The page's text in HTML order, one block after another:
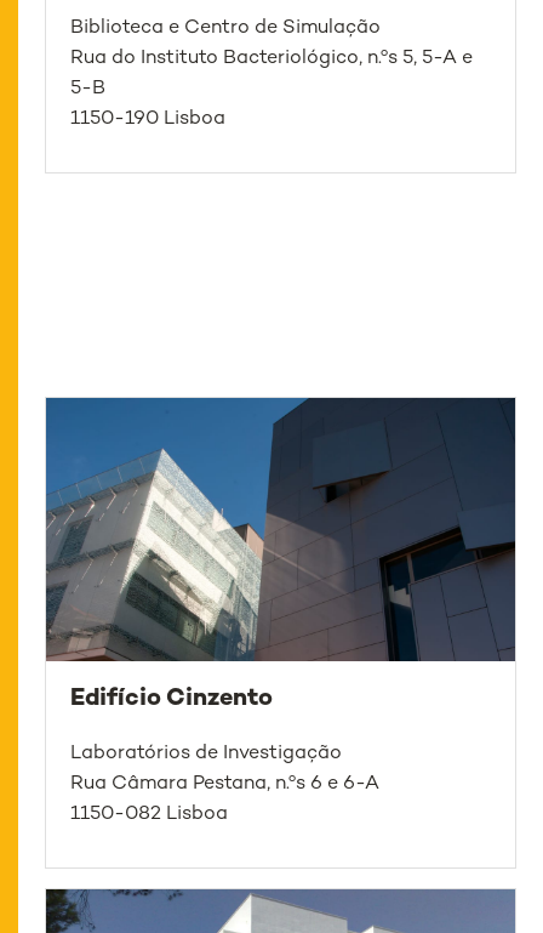
Biblioteca e Centro de Simulação
Rua do Instituto Bacteriológico, n.ºs 5, 5-A e
5-B
1150-190 Lisboa
Edifício Cinzento
Laboratórios de Investigação
Rua Câmara Pestana, n.ºs 6 e 6-A
1150-082 Lisboa